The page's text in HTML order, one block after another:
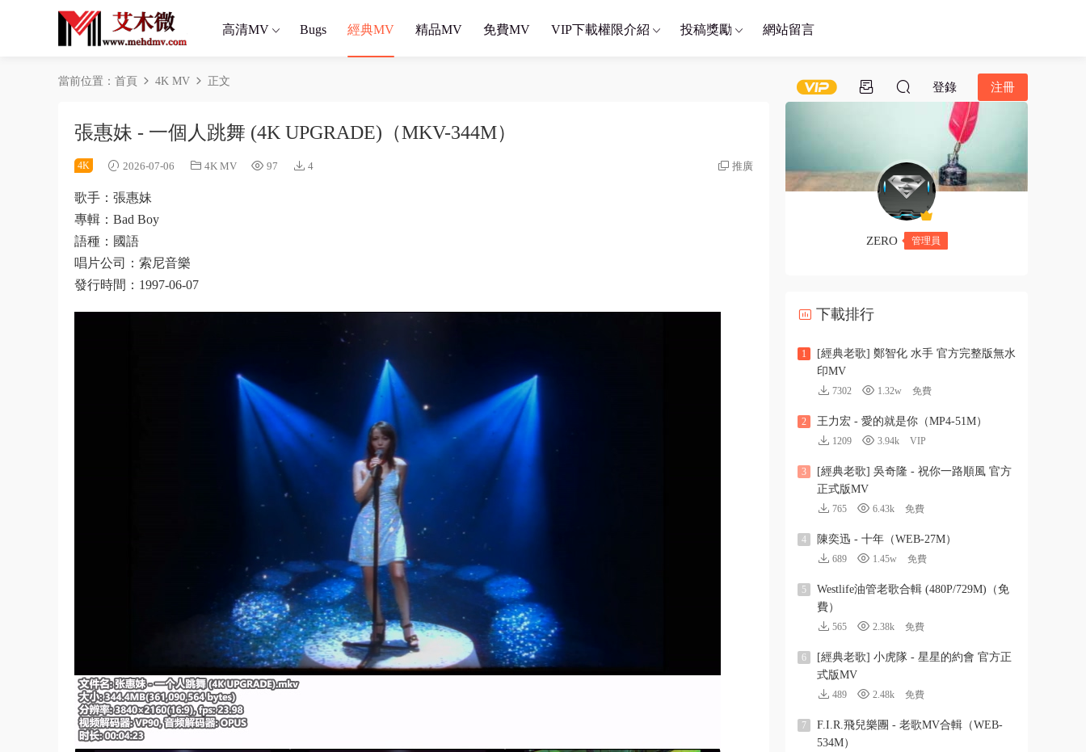
高清MV Bugs 經典MV 精品MV 免費MV VIP下載權限介紹 投稿獎勵 網站留言
登錄 注冊
當前位置： 首頁 4K MV 正文
張惠妹 - 一個人跳舞 (4K UPGRADE)（MKV-344M）
4K 2026-07-06 4K MV 97 4 推廣
歌手：張惠妹
專輯：Bad Boy
語種：國語
唱片公司：索尼音樂
發行時間：1997-06-07
ZERO 管理員
下載排行
1
[經典老歌] 鄭智化 水手 官方完整版無水
印MV
7302 1.32w 免費
2 王力宏 - 愛的就是你（MP4-51M）
1209 3.94k VIP
3
[經典老歌] 吳奇隆 - 祝你一路順風 官方
正式版MV
765 6.43k 免費
4 陳奕迅 - 十年（WEB-27M）
689 1.45w 免費
5
Westlife油管老歌合輯 (480P/729M)（免
費）
565 2.38k 免費
6
[經典老歌] 小虎隊 - 星星的約會 官方正
式版MV
489 2.48k 免費
7
F.I.R.飛兒樂團 - 老歌MV合輯（WEB-
534M）